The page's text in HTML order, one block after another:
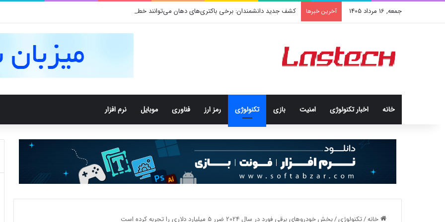
جمعه, 16 مرداد 1405 آخرین خبرها کشف جدید دانشمندان: برخی باکتری‌های دهان می‌توانند خطر ابتلا به آلزایمر را افزایش دهند
خانه اخبار تکنولوژی امنيت بازی تکنولوژی رمز ارز فناوری موبایل نرم افزار
خانه/تکنولوژی/بخش خودروهای برقی فورد در سال 2024 ضرر 5 میلیارد دلاری را تجربه کرده است